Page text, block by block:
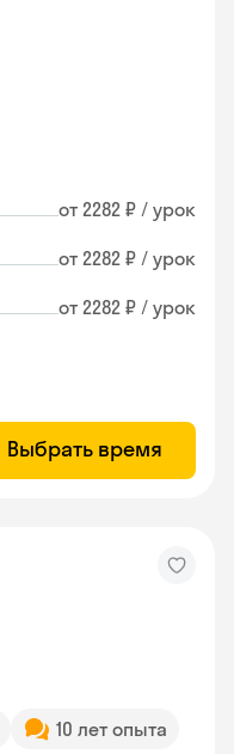
от 2282 ₽ / урок
от 2282 ₽ / урок
от 2282 ₽ / урок
Выбрать время
10 лет опыта